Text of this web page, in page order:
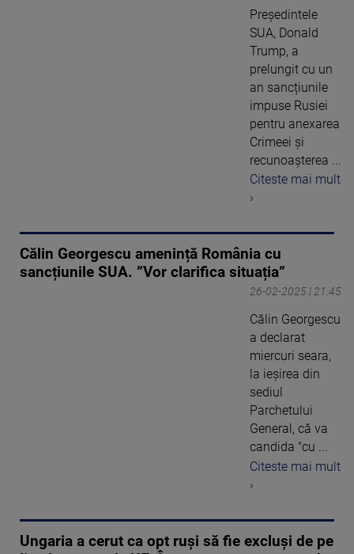
Președintele
SUA, Donald
Trump, a
prelungit cu un
an sancțiunile
impuse Rusiei
pentru anexarea
Crimeei și
recunoașterea ...
Citeste mai mult
›
Călin Georgescu amenință România cu
sancțiunile SUA. ”Vor clarifica situația”
26-02-2025 | 21:45
Călin Georgescu
a declarat
miercuri seara,
la ieşirea din
sediul
Parchetului
General, că va
candida "cu ...
Citeste mai mult
›
Ungaria a cerut ca opt ruși să fie excluși de pe